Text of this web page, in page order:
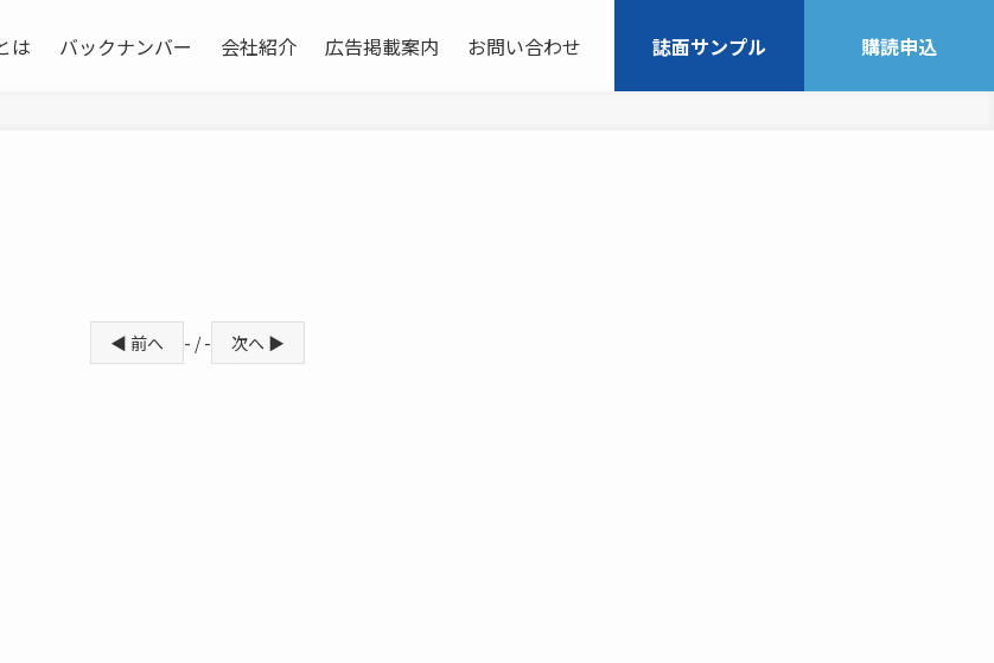
は バックナンバー 会社紹介 広告掲載案内 お問い合わせ 誌面サンプル 購読申込
◀ 前へ - / - 次へ ▶